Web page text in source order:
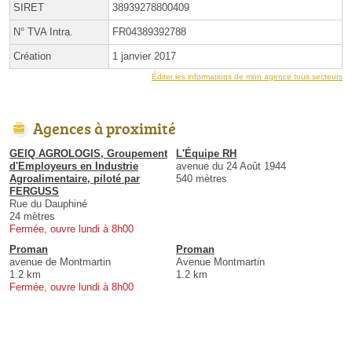
SIRET 38939278800409
N° TVA Intra. FR04389392788
Création 1 janvier 2017
Éditer les informations de mon agence tous secteurs
Agences à proximité
GEIQ AGROLOGIS, Groupement
d'Employeurs en Industrie
Agroalimentaire, piloté par
FERGUSS
Rue du Dauphiné
24 mètres
Fermée, ouvre lundi à 8h00
L'Équipe RH
avenue du 24 Août 1944
540 mètres
Proman
avenue de Montmartin
1.2 km
Fermée, ouvre lundi à 8h00
Proman
Avenue Montmartin
1.2 km